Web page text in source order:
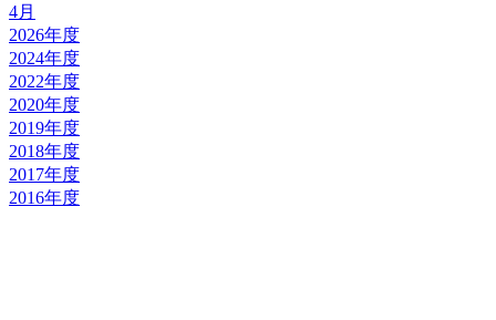
4月
2026年度
2024年度
2022年度
2020年度
2019年度
2018年度
2017年度
2016年度